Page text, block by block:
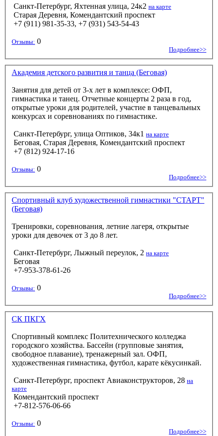
Санкт-Петербург, Яхтенная улица, 24к2 на карте
Старая Деревня, Комендантский проспект
+7 (911) 981-35-33, +7 (931) 543-54-43
Отзывы: 0
Подробнее>>
Академия детского развития и танца (Беговая)
Занятия для детей от 3-х лет в комплексе: ОФП,
гимнастика и танец. Отчетные концерты 2 раза в год,
открытые уроки для родителей, участие в танцевальных
конкурсах и соревнованиях по гимнастике.
Санкт-Петербург, улица Оптиков, 34к1 на карте
Беговая, Старая Деревня, Комендантский проспект
+7 (812) 924-17-16
Отзывы: 0
Подробнее>>
Спортивный клуб художественной гимнастики "СТАРТ"
(Беговая)
Тренировки, соревнования, летние лагеря, открытые
уроки для девочек от 3 до 8 лет.
Санкт-Петербург, Лыжный переулок, 2 на карте
Беговая
+7-953-378-61-26
Отзывы: 0
Подробнее>>
СК ПКГХ
Спортивный комплекс Политехнического колледжа
городского хозяйства. Бассейн (групповые занятия,
свободное плавание), тренажерный зал. ОФП,
художественная гимнастика, футбол, карате кёкусинкай.
Санкт-Петербург, проспект Авиаконструкторов, 28 на
карте
Комендантский проспект
+7-812-576-06-66
Отзывы: 0
Подробнее>>